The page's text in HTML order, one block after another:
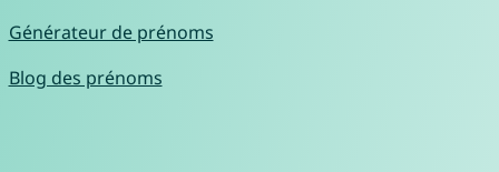
Générateur de prénoms
Blog des prénoms